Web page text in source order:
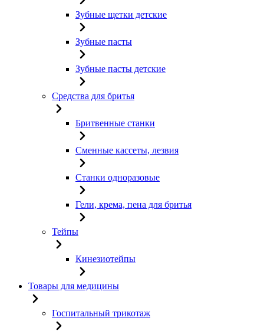
Зубные щетки детские
Зубные пасты
Зубные пасты детские
Средства для бритья
Бритвенные станки
Сменные кассеты, лезвия
Станки одноразовые
Гели, крема, пена для бритья
Тейпы
Кинезиотейпы
Товары для медицины
Госпитальный трикотаж